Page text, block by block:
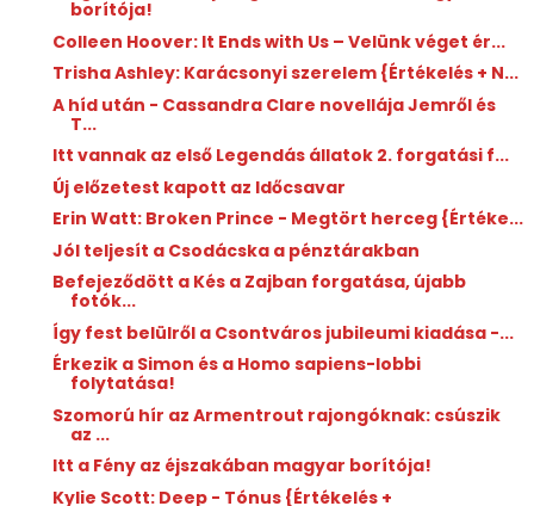
borítója!
Colleen Hoover: It ​Ends with Us – Velünk véget ér...
Trisha Ashley: Karácsonyi ​szerelem {Értékelés + N...
A híd után - Cassandra Clare novellája Jemről és
T...
Itt vannak az első Legendás állatok 2. forgatási f...
Új előzetest kapott az Időcsavar
Erin Watt: Broken Prince - Megtört ​herceg {Értéke...
Jól teljesít a Csodácska a pénztárakban
Befejeződött a Kés a Zajban forgatása, újabb
fotók...
Így fest belülről a Csontváros jubileumi kiadása -...
Érkezik a Simon és a Homo sapiens-lobbi
folytatása!
Szomorú hír az Armentrout rajongóknak: csúszik
az ...
Itt a Fény az éjszakában magyar borítója!
Kylie Scott: Deep - Tónus {Értékelés +